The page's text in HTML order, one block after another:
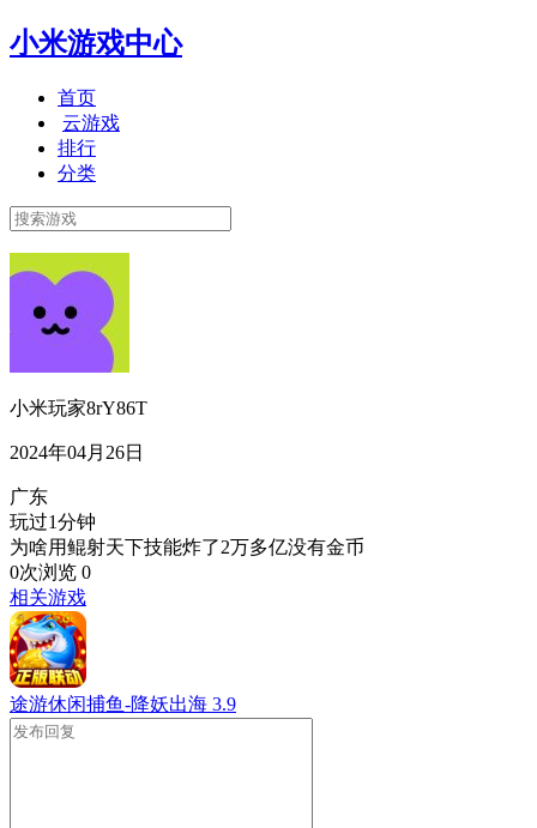
小米游戏中心
首页
云游戏
排行
分类
小米玩家8rY86T
2024年04月26日
广东
玩过1分钟
为啥用鲲射天下技能炸了2万多亿没有金币
0次浏览 0
相关游戏
途游休闲捕鱼-降妖出海 3.9